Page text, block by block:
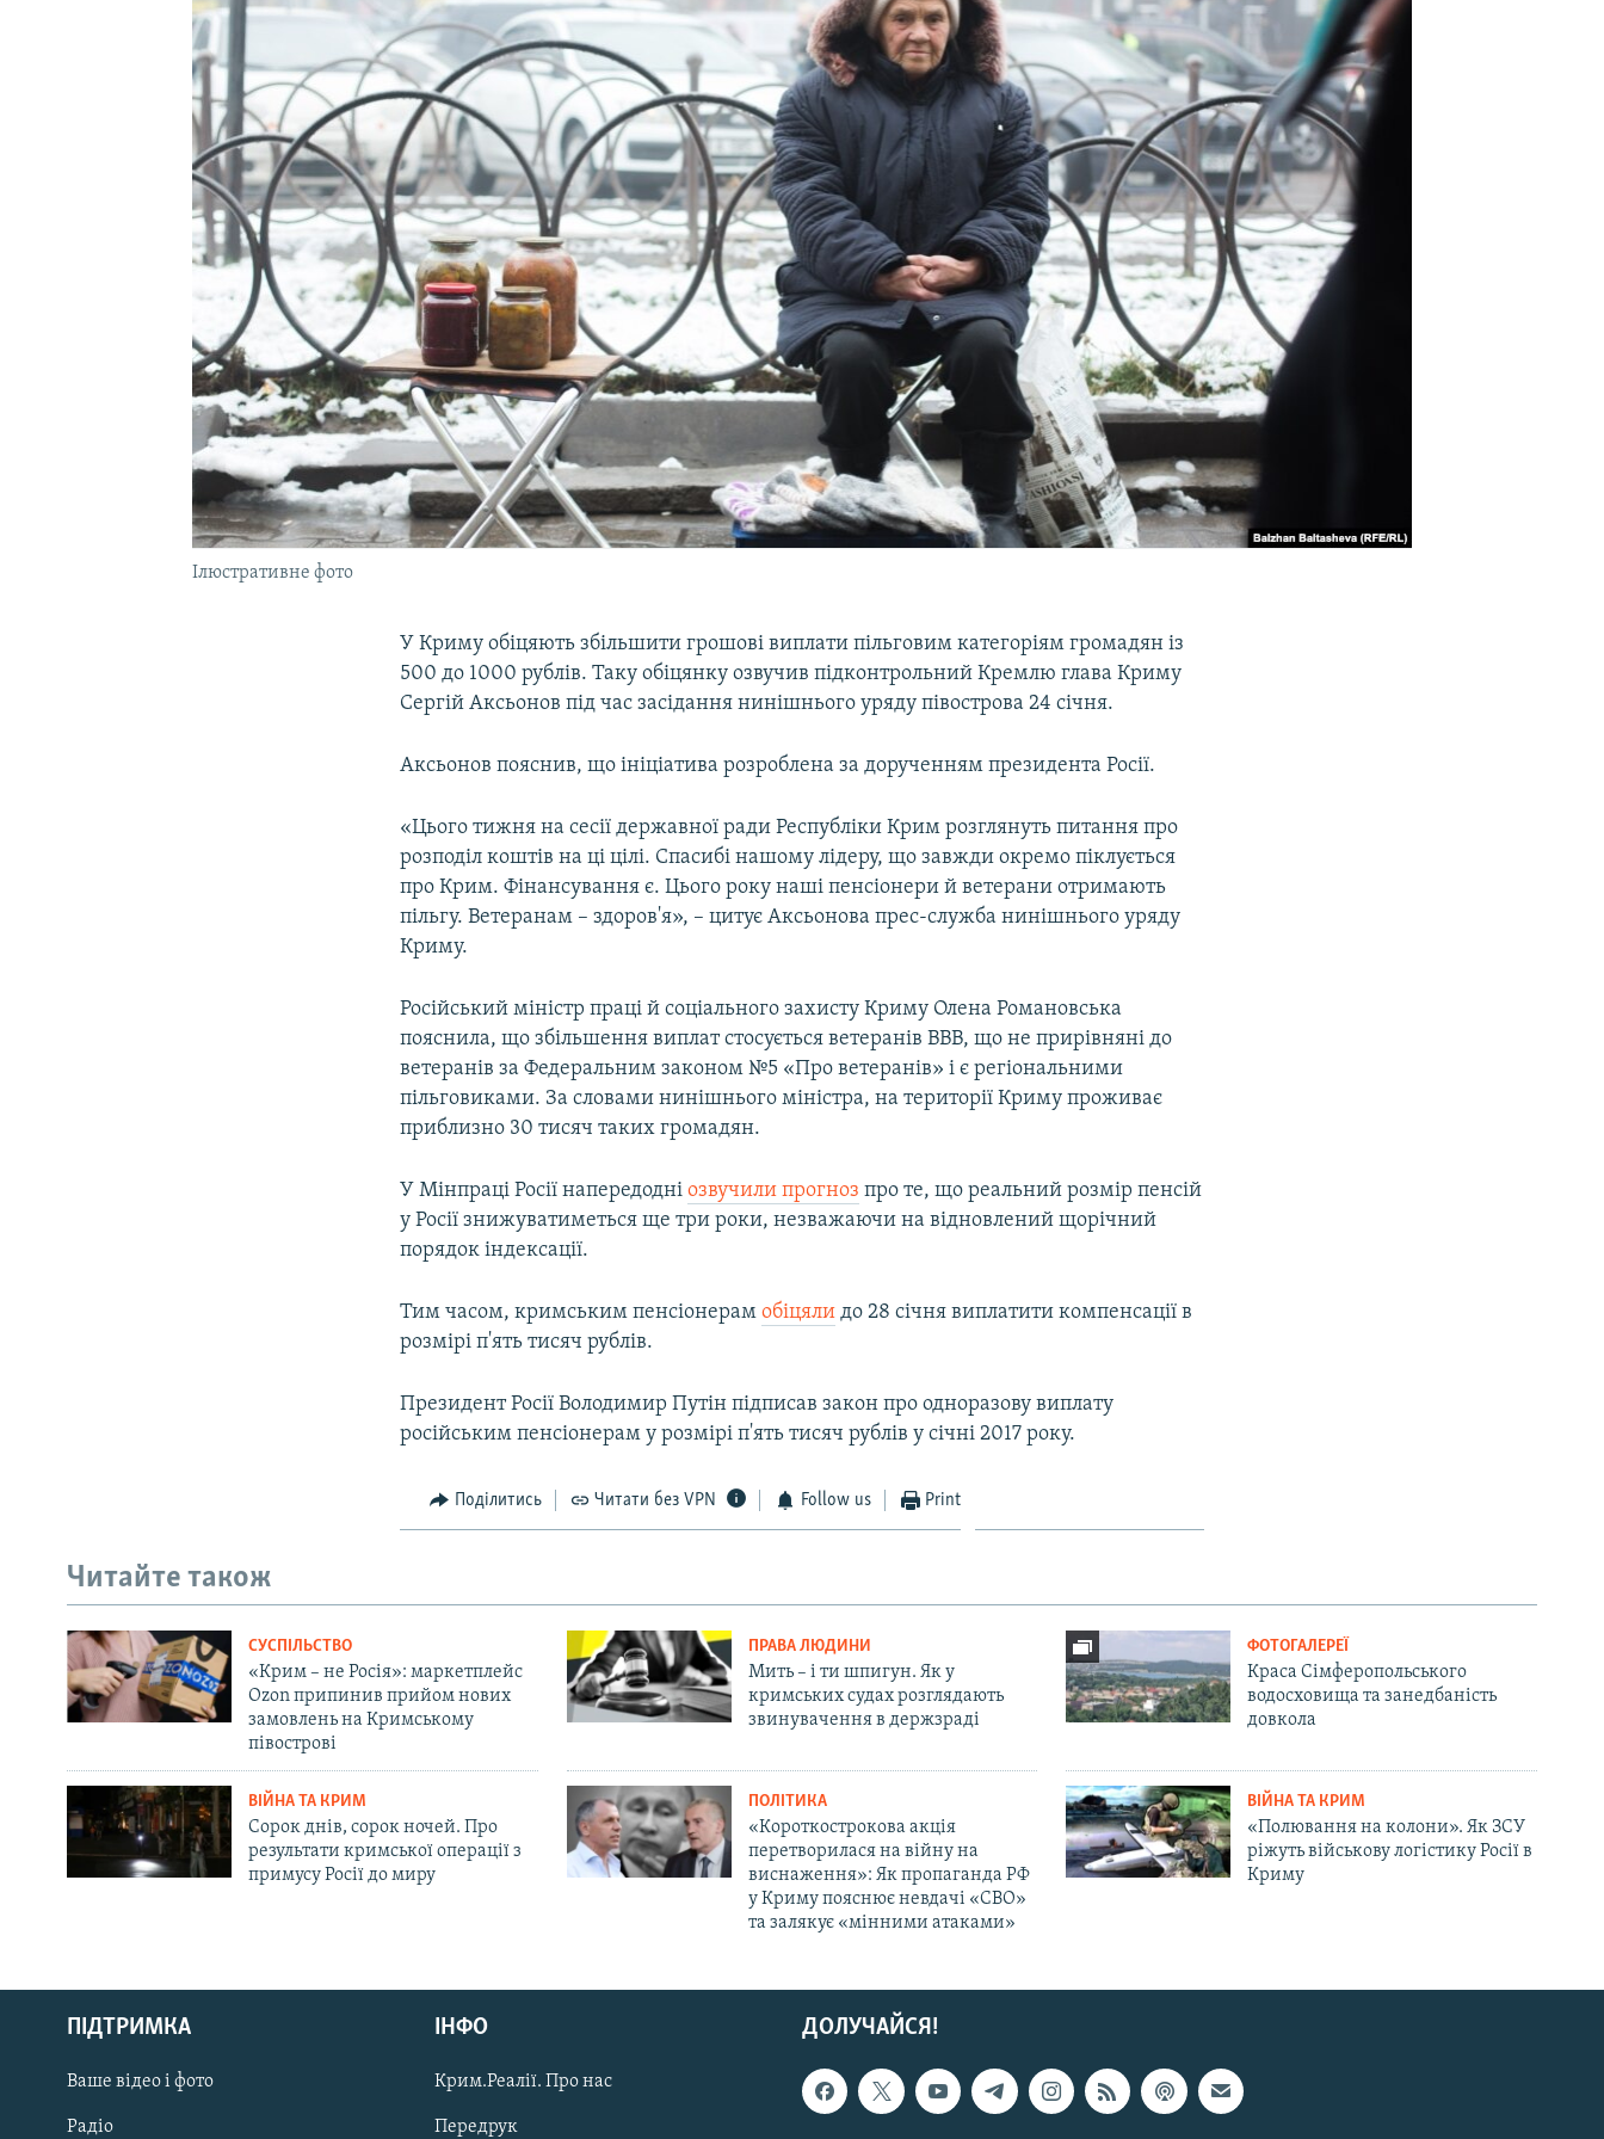
УКРАЇНСЬКА ПРОБЛЕМА КРИМУ
Русский
Qırımtatar
ДОЛУЧАЙСЯ!
Ілюстративне фото
У Криму обіцяють збільшити грошові виплати пільговим категоріям громадян із
500 до 1000 рублів. Таку обіцянку озвучив підконтрольний Кремлю глава Криму
Сергій Аксьонов під час засідання нинішнього уряду півострова 24 січня.
Аксьонов пояснив, що ініціатива розроблена за дорученням президента Росії.
«Цього тижня на сесії державної ради Республіки Крим розглянуть питання про
розподіл коштів на ці цілі. Спасибі нашому лідеру, що завжди окремо піклується
про Крим. Фінансування є. Цього року наші пенсіонери й ветерани отримають
пільгу. Ветеранам – здоров'я», – цитує Аксьонова прес-служба нинішнього уряду
Криму.
Російський міністр праці й соціального захисту Криму Олена Романовська
пояснила, що збільшення виплат стосується ветеранів ВВВ, що не прирівняні до
ветеранів за Федеральним законом №5 «Про ветеранів» і є регіональними
пільговиками. За словами нинішнього міністра, на території Криму проживає
приблизно 30 тисяч таких громадян.
У Мінпраці Росії напередодніозвучили прогноз про те, що реальний розмір пенсій
у Росії знижуватиметься ще три роки, незважаючи на відновлений щорічний
порядок індексації.
Тим часом, кримським пенсіонерамобіцяли до 28 січня виплатити компенсації в
розмірі п'ять тисяч рублів.
Президент Росії Володимир Путін підписав закон про одноразову виплату
російським пенсіонерам у розмірі п'ять тисяч рублів у січні 2017 року.
Поділитись Читати без VPN Follow us Print
Читайте також
СУСПІЛЬСТВО
«Крим – не Росія»: маркетплейс
Ozon припинив прийом нових
замовлень на Кримському
півострові
ПРАВА ЛЮДИНИ
Мить – і ти шпигун. Як у
кримських судах розглядають
звинувачення в держзраді
ФОТОГАЛЕРЕЇ
Краса Сімферопольського
водосховища та занедбаність
довкола
ВІЙНА ТА КРИМ
Сорок днів, сорок ночей. Про
результати кримської операції з
примусу Росії до миру
ПОЛІТИКА
«Короткострокова акція
перетворилася на війну на
виснаження»: Як пропаганда РФ
у Криму пояснює невдачі «СВО»
та залякує «мінними атаками»
ВІЙНА ТА КРИМ
«Полювання на колони». Як ЗСУ
ріжуть військову логістику Росії в
Криму
ДОЛУЧАЙСЯ!
ПІДТРИМКА
Ваше відео і фото
Радіо
ІНФО
Крим.Реалії. Про нас
Передрук